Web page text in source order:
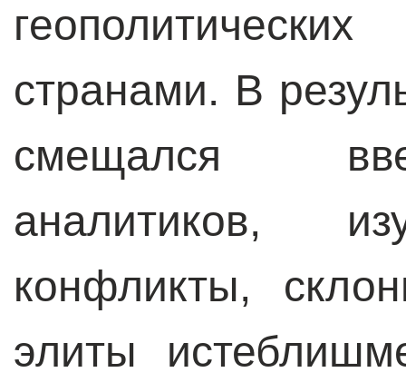
странами. В
смещался
аналитиков,
конфликты,
элиты